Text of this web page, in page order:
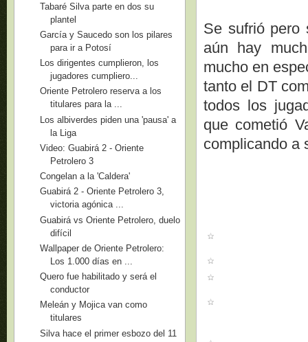
Se sufrió pero
aún hay
mucho en
tanto el DT
todos los
que cometió
complicando a
Tabaré Silva parte en dos su
plantel
García y Saucedo son los pilares
para ir a Potosí
Los dirigentes cumplieron, los
jugadores cumpliero...
Oriente Petrolero reserva a los
titulares para la ...
Los albiverdes piden una 'pausa' a
la Liga
Video: Guabirá 2 - Oriente
Petrolero 3
Congelan a la 'Caldera'
Guabirá 2 - Oriente Petrolero 3,
victoria agónica ...
Guabirá vs Oriente Petrolero, duelo
difícil
Wallpaper de Oriente Petrolero:
Los 1.000 días en ...
Quero fue habilitado y será el
conductor
Meleán y Mojica van como
titulares
Silva hace el primer esbozo del 11